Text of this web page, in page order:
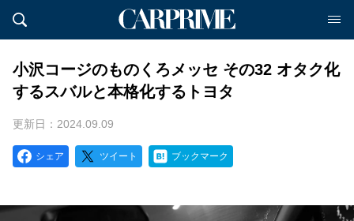
小沢コージのものくろメッセ その32 オタク化
するスバルと本格化するトヨタ
更新日：2024.09.09
シェア ツイート ブックマーク